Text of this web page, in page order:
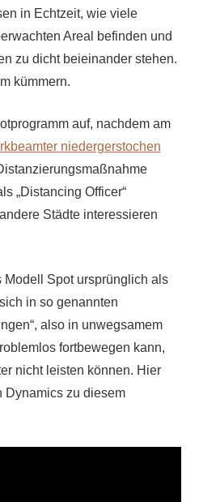
in Echtzeit, wie viele
Areal befinden und
zu dicht beieinander stehen.
kümmern.
auf, nachdem am
niedergerstochen
„Distancing Officer“
Städte interessieren
Modell Spot ursprünglich als
in so genannten
also in unwegsamem
fortbewegen kann,
nicht leisten können. Hier
Dynamics zu diesem